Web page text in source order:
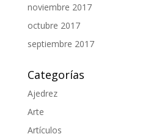
noviembre 2017
octubre 2017
septiembre 2017
Categorías
Ajedrez
Arte
Artículos